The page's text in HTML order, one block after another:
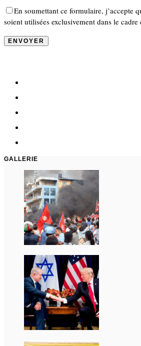
En soumettant ce formulaire, j’accepte
soient utilisées exclusivement dans le cadre
GALLERIE